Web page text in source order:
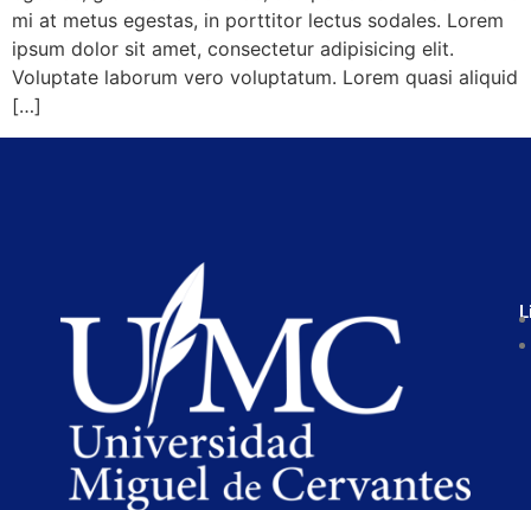
mi at metus egestas, in porttitor lectus sodales. Lorem
ipsum dolor sit amet, consectetur adipisicing elit.
Voluptate laborum vero voluptatum. Lorem quasi aliquid
[…]